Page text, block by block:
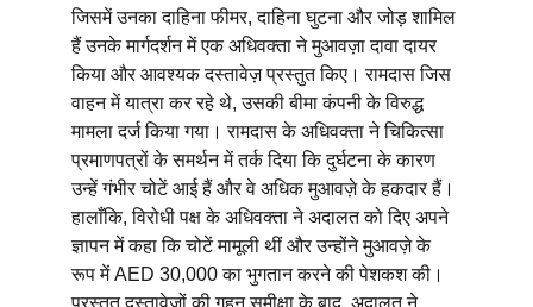
जिसमें उनका दाहिना फीमर, दाहिना घुटना और जोड़ शामिल
हैं उनके मार्गदर्शन में एक अधिवक्ता ने मुआवज़ा दावा दायर
किया और आवश्यक दस्तावेज़ प्रस्तुत किए। रामदास जिस
वाहन में यात्रा कर रहे थे, उसकी बीमा कंपनी के विरुद्ध
मामला दर्ज किया गया। रामदास के अधिवक्ता ने चिकित्सा
प्रमाणपत्रों के समर्थन में तर्क दिया कि दुर्घटना के कारण
उन्हें गंभीर चोटें आई हैं और वे अधिक मुआवज़े के हकदार हैं।
हालाँकि, विरोधी पक्ष के अधिवक्ता ने अदालत को दिए अपने
ज्ञापन में कहा कि चोटें मामूली थीं और उन्होंने मुआवज़े के
रूप में AED 30,000 का भुगतान करने की पेशकश की।
प्रस्तुत दस्तावेज़ों की गहन समीक्षा के बाद, अदालत ने